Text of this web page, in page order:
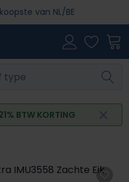
van NL/BE
BTW KORTING